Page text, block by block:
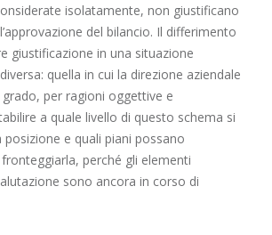
isolatamente, non giustificano
del bilancio. Il differimento
giustificazione in una situazione
quella in cui la direzione aziendale
per ragioni oggettive e
a quale livello di questo schema si
posizione e quali piani possano
perché gli elementi
sono ancora in corso di